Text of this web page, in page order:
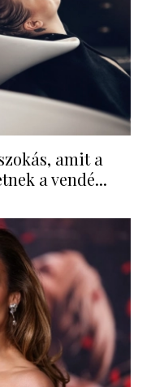
amit a
a vendé...